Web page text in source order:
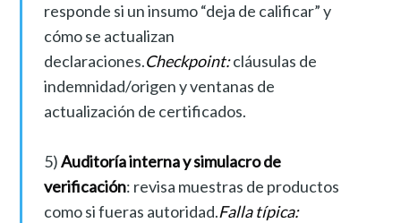
responde si un insumo “deja de calificar” y
cómo se actualizan
declaraciones.Checkpoint:cláusulas de
indemnidad/origen y ventanas de
actualización de certificados.
5)Auditoría interna y simulacro de
verificación: revisa muestras de productos
como si fueras autoridad.Falla típica: